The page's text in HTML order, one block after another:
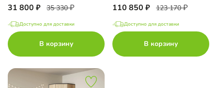
31 800 35 330
Доступно для доставки
В корзину
110 850 123 170
Доступно для доставки
В корзину